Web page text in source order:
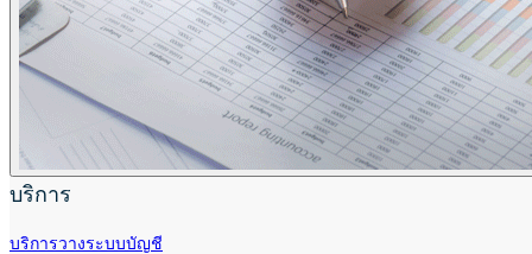
บริการ
บริการวางระบบบัญชี